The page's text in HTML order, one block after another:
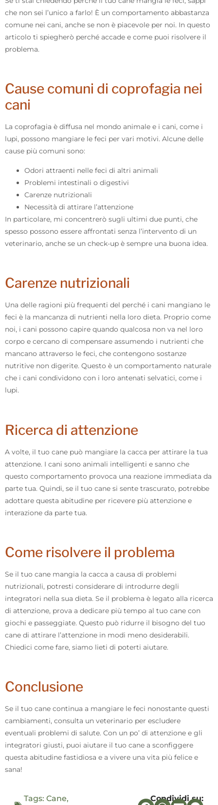
che non sei l’unico a farlo! È un comportamento abbastanza
comune nei cani, anche se non è piacevole per noi. In questo
articolo ti spiegherò perché accade e come puoi risolvere il
problema.
Cause comuni di coprofagia nei
cani
La coprofagia è diffusa nel mondo animale e i cani, come i
lupi, possono mangiare le feci per vari motivi. Alcune delle
cause più comuni sono:
Odori attraenti nelle feci di altri animali
Problemi intestinali o digestivi
Carenze nutrizionali
Necessità di attirare l’attenzione
In particolare, mi concentrerò sugli ultimi due punti, che
spesso possono essere affrontati senza l’intervento di un
veterinario, anche se un check-up è sempre una buona idea.
Carenze nutrizionali
Una delle ragioni più frequenti del perché i cani mangiano le
feci è la mancanza di nutrienti nella loro dieta. Proprio come
noi, i cani possono capire quando qualcosa non va nel loro
corpo e cercano di compensare assumendo i nutrienti che
mancano attraverso le feci, che contengono sostanze
nutritive non digerite. Questo è un comportamento naturale
che i cani condividono con i loro antenati selvatici, come i
lupi.
Ricerca di attenzione
A volte, il tuo cane può mangiare la cacca per attirare la tua
attenzione. I cani sono animali intelligenti e sanno che
questo comportamento provoca una reazione immediata da
parte tua. Quindi, se il tuo cane si sente trascurato, potrebbe
adottare questa abitudine per ricevere più attenzione e
interazione da parte tua.
Come risolvere il problema
Se il tuo cane mangia la cacca a causa di problemi
nutrizionali, potresti considerare di introdurre degli
integratori nella sua dieta. Se il problema è legato alla ricerca
di attenzione, prova a dedicare più tempo al tuo cane con
giochi e passeggiate. Questo può ridurre il bisogno del tuo
cane di attirare l’attenzione in modi meno desiderabili.
Chiedici come fare, siamo lieti di poterti aiutare.
Conclusione
Se il tuo cane continua a mangiare le feci nonostante questi
cambiamenti, consulta un veterinario per escludere
eventuali problemi di salute. Con un po’ di attenzione e gli
integratori giusti, puoi aiutare il tuo cane a sconfiggere
questa abitudine fastidiosa e a vivere una vita più felice e
sana!
Tags: Cane, Condividi su: